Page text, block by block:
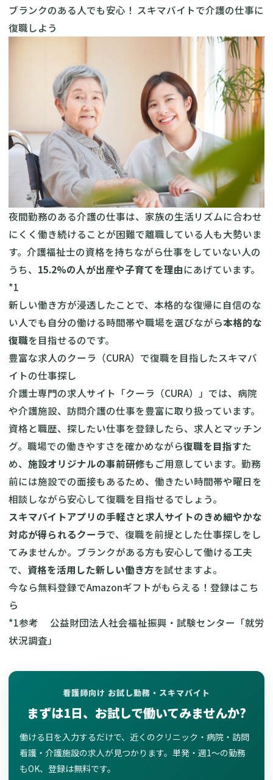
ブランクのある人でも安心！ スキマバイトで介護の仕事に
復職しよう
夜間勤務のある介護の仕事は、家族の生活リズムに合わせ
にくく働き続けることが困難で離職している人も大勢いま
す。介護福祉士の資格を持ちながら仕事をしていない人の
うち、 15.2%の人が出産や子育てを理由にあげています。
*1
新しい働き方が浸透したことで、本格的な復帰に自信のな
い人でも自分の働ける時間帯や職場を選びながら本格的な
復職を目指せるのです。
豊富な求人のクーラ（CURA）で復職を目指したスキマバ
イトの仕事探し
介護士専門の求人サイト「クーラ（CURA）」では、病院
や介護施設、訪問介護の仕事を豊富に取り扱っています。
資格と職歴、探したい仕事を登録したら、求人とマッチン
グ。職場での働きやすさを確かめながら復職を目指すた
め、 施設オリジナルの事前研修もご用意しています。勤務
前には施設での面接もあるため、働きたい時間帯や曜日を
相談しながら安心して復職を目指せるでしょう。
スキマバイトアプリの手軽さと求人サイトのきめ細やかな
対応が得られるクーラで、復職を前提とした仕事探しをし
てみませんか。ブランクがある方も安心して働ける工夫
で、 資格を活用した新しい働き方を試せますよ。
今なら無料登録でAmazonギフトがもらえる！ 登録はこち
ら
*1参考 公益財団法人社会福祉振興・試験センター「就労
状況調査」
看護師向け お試し勤務・スキマバイト
まずは1日、お試しで働いてみませんか?
働ける日を入力するだけで、近くのクリニック・病院・訪問
看護・介護施設の求人が見つかります。単発・週1〜の勤務
もOK、登録は無料です。